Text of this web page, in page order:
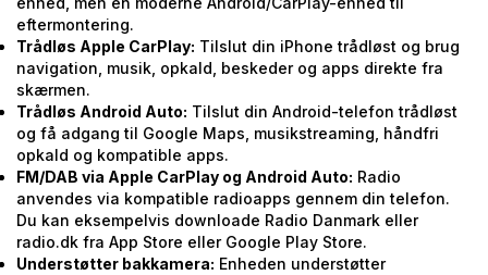
eftermontering.
Trådløs Apple CarPlay: Tilslut din iPhone trådløst og brug
navigation, musik, opkald, beskeder og apps direkte fra
skærmen.
Trådløs Android Auto: Tilslut din Android-telefon trådløst
og få adgang til Google Maps, musikstreaming, håndfri
opkald og kompatible apps.
FM/DAB via Apple CarPlay og Android Auto: Radio
anvendes via kompatible radioapps gennem din telefon.
Du kan eksempelvis downloade Radio Danmark eller
radio.dk fra App Store eller Google Play Store.
Understøtter bakkamera: Enheden understøtter